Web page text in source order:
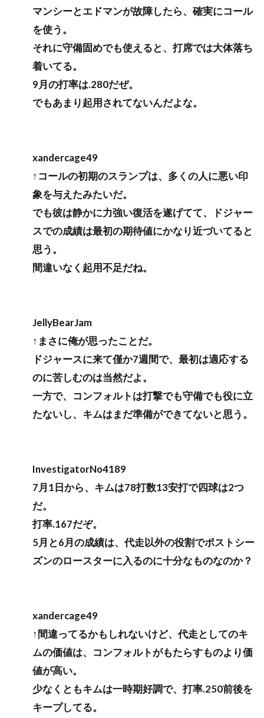
マンシーとエドマンが故障したら、確実にコール
を使う。
それに守備固めでも使えると、打席では大体落ち
着いてる。
9月の打率は.280だぜ。
でもあまり起用されてないんだよな。
xandercage49
↑コールの初期のスランプは、多くの人に悪い印
象を与えたみたいだ。
でも彼は静かに力強い復活を遂げてて、ドジャー
スでの成績は最初の期待値にかなり近づいてると
思う。
間違いなく起用不足だね。
JellyBearJam
↑まさに俺が思ったことだ。
ドジャースに来て僅か7週間で、最初は適応する
のに苦しむのは当然だよ。
一方で、コンフォルトは打撃でも守備でも役に立
たないし、キムはまだ準備ができてないと思う。
InvestigatorNo4189
7月1日から、キムは78打数13安打で四球は2つ
だ。
打率.167だぞ。
5月と6月の成績は、代走以外の役割でポストシー
ズンのロースターに入るのに十分なものなのか？
xandercage49
↑間違ってるかもしれないけど、代走としてのキ
ムの価値は、コンフォルトがもたらすものより価
値が高い。
少なくともキムは一時期好調で、打率.250前後を
キープしてる。